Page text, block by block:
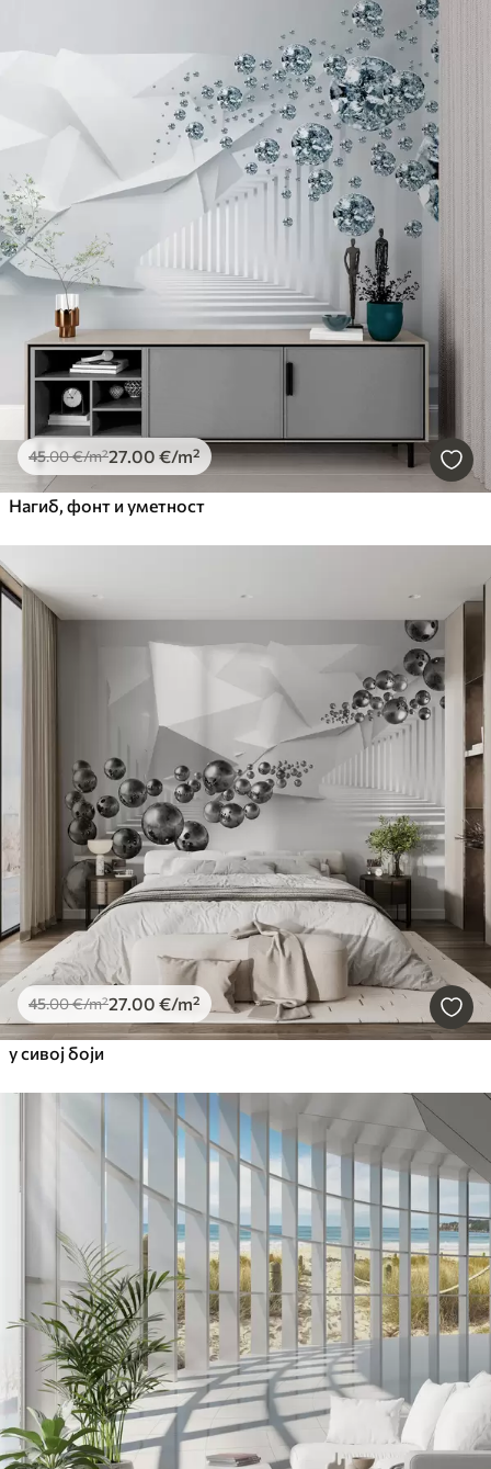
45.00€/m²27 .00 €/m²
Нагиб, фонт и уметност
45.00€/m²27 .00 €/m²
у сивој боји